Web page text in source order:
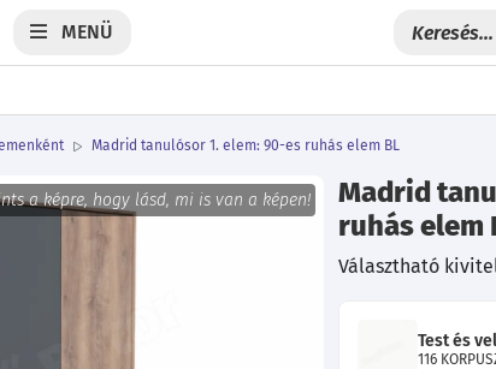
MENÜ
Madrid tanulósor 1. elem: 90-es ruhás elem BL
a képre, hogy lásd, mi is van a képen!
Madrid
ruhás elem
Választható
Test és
116